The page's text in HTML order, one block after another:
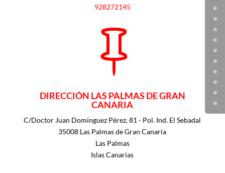
928272145

DIRECCIÓN LAS PALMAS DE GRAN
CANARIA
C/Doctor Juan Domínguez Pérez, 81 - Pol. Ind. El Sebadal
35008 Las Palmas de Gran Canaria
Las Palmas
Islas Canarias